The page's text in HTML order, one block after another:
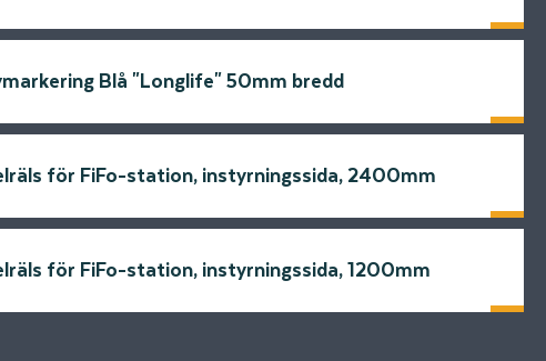
Blå "Longlife" 50mm bredd
för FiFo-station, instyrningssida, 2400mm
för FiFo-station, instyrningssida, 1200mm